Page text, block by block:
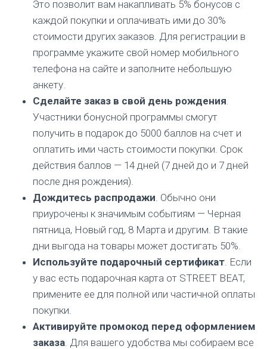
Это позволит вам накапливать 5% бонусов с
каждой покупки и оплачивать ими до 30%
стоимости других заказов. Для регистрации в
программе укажите свой номер мобильного
телефона на сайте и заполните небольшую
анкету.
Сделайте заказ в свой день рождения.
Участники бонусной программы смогут
получить в подарок до 5000 баллов на счет и
оплатить ими часть стоимости покупки. Срок
действия баллов — 14 дней (7 дней до и 7 дней
после дня рождения).
Дождитесь распродажи. Обычно они
приурочены к значимым событиям — Черная
пятница, Новый год, 8 Марта и другим. В такие
дни выгода на товары может достигать 50%.
Используйте подарочный сертификат. Если
у вас есть подарочная карта от STREET BEAT,
примените ее для полной или частичной оплаты
покупки.
Активируйте промокод перед оформлением
заказа. Для вашего удобства мы собираем все